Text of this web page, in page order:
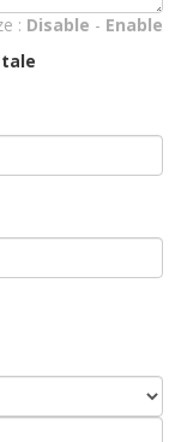
: Disable - Enable